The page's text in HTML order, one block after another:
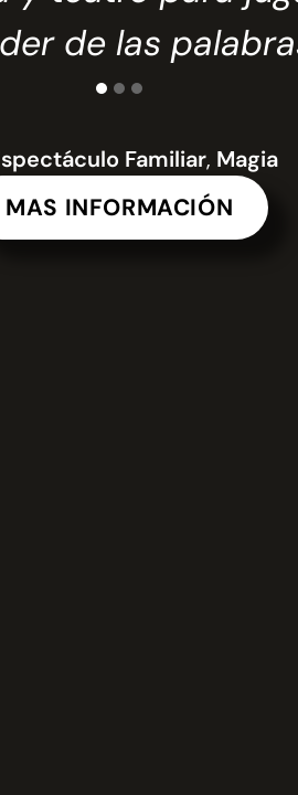
de las
Familiar, Magia
MAS INFORMACIÓN